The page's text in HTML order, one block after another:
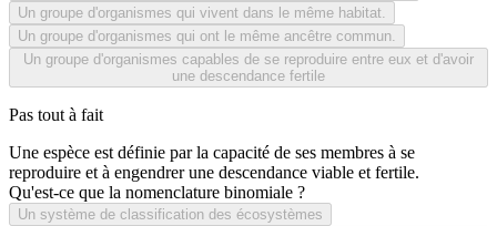
Un groupe d'organismes qui vivent dans le même habitat.
Un groupe d'organismes qui ont le même ancêtre commun.
Un groupe d'organismes capables de se reproduire entre eux et d'avoir
une descendance fertile
Pas tout à fait
Une espèce est définie par la capacité de ses membres à se
reproduire et à engendrer une descendance viable et fertile.
Qu'est-ce que la nomenclature binomiale ?
Un système de classification des écosystèmes